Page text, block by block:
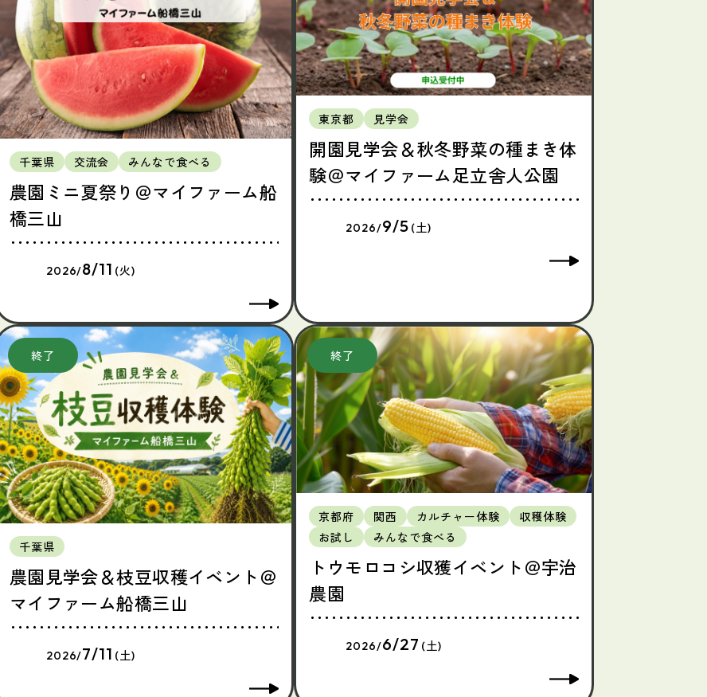
千葉県 交流会 みんなで食べる
農園ミニ夏祭り＠マイファーム船
橋三山
2026/8/11 (火)
東京都 見学会
開園見学会＆秋冬野菜の種まき体
験＠マイファーム足立舎人公園
2026/9/5 (土)
千葉県
農園見学会＆枝豆収穫イベント＠
マイファーム船橋三山
2026/7/11 (土)
京都府 関西 カルチャー体験
収穫体験
お試し
みんなで食べる
トウモロコシ収獲イベント＠宇治
農園
2026/6/27 (土)